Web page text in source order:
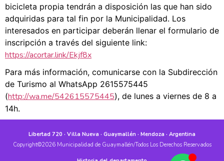
bicicleta propia tendrán a disposición las que han sido
adquiridas para tal fin por la Municipalidad. Los
interesados en participar deberán llenar el formulario de
inscripción a través del siguiente link:
https://acortar.link/Ekjf8x
Para más información, comunicarse con la Subdirección
de Turismo al WhatsApp 2615575445
(http://wa.me/542615575445), de lunes a viernes de 8 a
14h.
Libertad 720 · Villa Nueva · Guaymallén · Mendoza · Argentina
Copyright©2026 Municipalidad de Guaymallén/Todos Los Derechos Reservados